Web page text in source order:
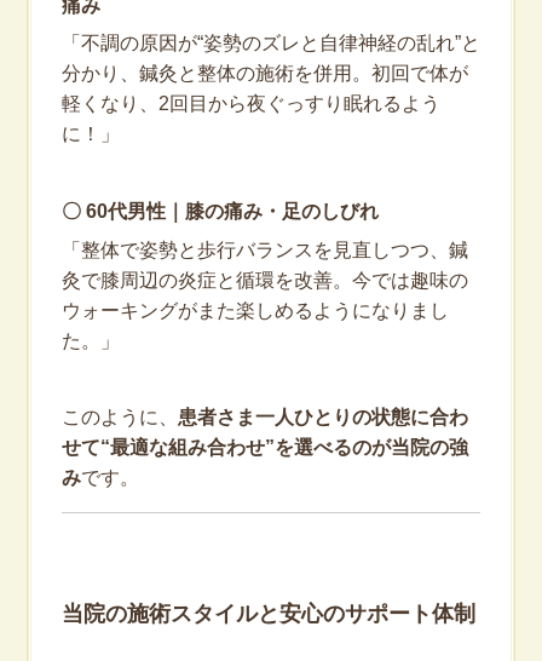
痛み
「不調の原因が“姿勢のズレと自律神経の乱れ”と
分かり、鍼灸と整体の施術を併用。初回で体が
軽くなり、2回目から夜ぐっすり眠れるよう
に！」
〇 60代男性｜膝の痛み・足のしびれ
「整体で姿勢と歩行バランスを見直しつつ、鍼
灸で膝周辺の炎症と循環を改善。今では趣味の
ウォーキングがまた楽しめるようになりまし
た。」
このように、 患者さま一人ひとりの状態に合わ
せて“最適な組み合わせ”を選べるのが当院の強
みです。
当院の施術スタイルと安心のサポート体制